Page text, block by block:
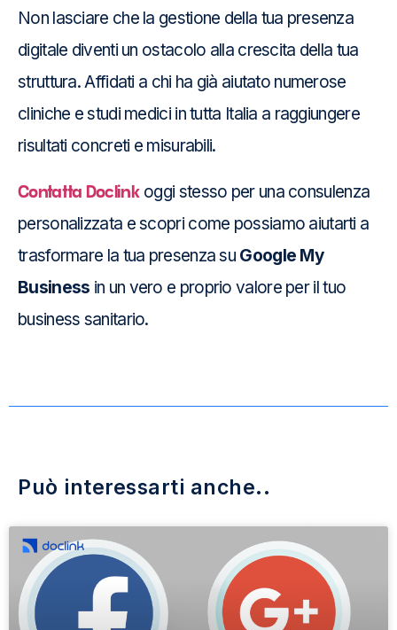
Non lasciare che la gestione della tua presenza
digitale diventi un ostacolo alla crescita della tua
struttura. Affidati a chi ha già aiutato numerose
cliniche e studi medici in tutta Italia a raggiungere
risultati concreti e misurabili.
Contatta Doclinkoggi stesso per una consulenza
personalizzata e scopri come possiamo aiutarti a
trasformare la tua presenza su Google My
Business in un vero e proprio valore per il tuo
business sanitario.
Può interessarti anche..